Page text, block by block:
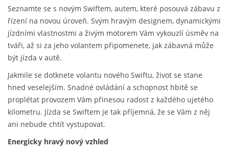
Seznamte se s novým Swiftem, autem, které posouvá zábavu z
řízení na novou úroveň. Svým hravým designem, dynamickými
jízdními vlastnostmi a živým motorem Vám vykouzlí úsměv na
tváři, až si za jeho volantem připomenete, jak zábavná může
být jízda v autě.
Jakmile se dotknete volantu nového Swiftu, život se stane
hned veselejším. Snadné ovládání a schopnost hbitě se
proplétat provozem Vám přinesou radost z každého ujetého
kilometru. Jízda se Swiftem je tak příjemná, že se Vám z něj
ani nebude chtít vystupovat.
Energicky hravý nový vzhled